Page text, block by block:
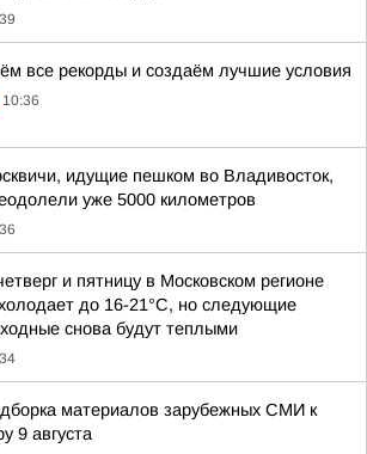
все рекорды и создаём лучшие условия
10:36
идущие пешком во Владивосток,
уже 5000 километров
и пятницу в Московском регионе
до 16-21°C, но следующие
снова будут теплыми
материалов зарубежных СМИ к
9 августа